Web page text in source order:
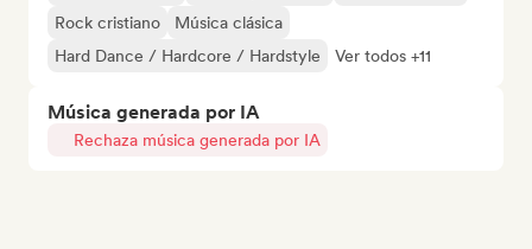
Rock cristiano
Música clásica
Hard Dance / Hardcore / Hardstyle
Ver todos +11
Música generada por IA
Rechaza música generada por IA